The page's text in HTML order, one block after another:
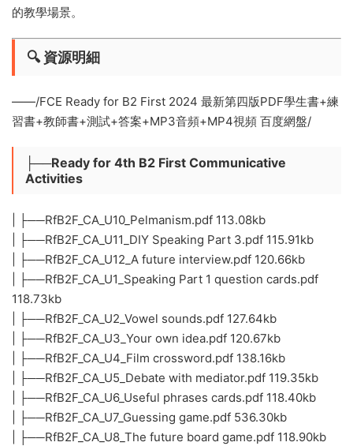
的教學場景。
🔍 ​資源明細
——/FCE Ready for B2 First 2024 最新第四版PDF學生書+練
習書+教師書+測試+答案+MP3音頻+MP4視頻 百度網盤/
├──Ready for 4th B2 First Communicative
Activities
| ├──RfB2F_CA_U10_Pelmanism.pdf 113.08kb
| ├──RfB2F_CA_U11_DIY Speaking Part 3.pdf 115.91kb
| ├──RfB2F_CA_U12_A future interview.pdf 120.66kb
| ├──RfB2F_CA_U1_Speaking Part 1 question cards.pdf
118.73kb
| ├──RfB2F_CA_U2_Vowel sounds.pdf 127.64kb
| ├──RfB2F_CA_U3_Your own idea.pdf 120.67kb
| ├──RfB2F_CA_U4_Film crossword.pdf 138.16kb
| ├──RfB2F_CA_U5_Debate with mediator.pdf 119.35kb
| ├──RfB2F_CA_U6_Useful phrases cards.pdf 118.40kb
| ├──RfB2F_CA_U7_Guessing game.pdf 536.30kb
| ├──RfB2F_CA_U8_The future board game.pdf 118.90kb